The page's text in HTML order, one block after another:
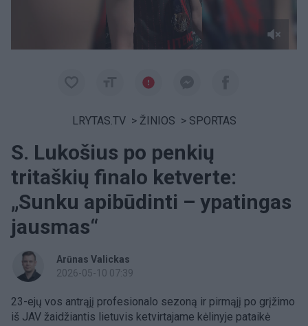
LRYTAS.TV > ŽINIOS > SPORTAS
S. Lukošius po penkių
tritaškių finalo ketverte:
„Sunku apibūdinti – ypatingas
jausmas“
Arūnas Valickas
2026-05-10 07:39
23-ejų vos antrąjį profesionalo sezoną ir pirmąjį po grįžimo
iš JAV žaidžiantis lietuvis ketvirtajame kėlinyje pataikė